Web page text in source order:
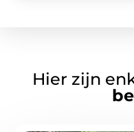
Hier zijn